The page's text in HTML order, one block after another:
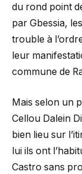
du rond point
par Gbessia,
trouble à
leur
commune de
Mais selon un
Cellou Dalein
bien lieu sur
lui ils ont
Castro sans